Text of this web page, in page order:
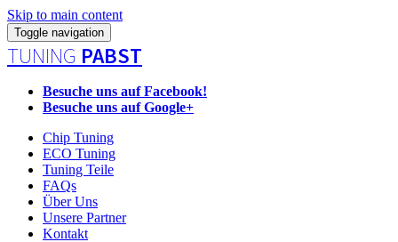
Skip to main content
Toggle navigation
TUNING PABST
Besuche uns auf Facebook!
Besuche uns auf Google+
Chip Tuning
ECO Tuning
Tuning Teile
FAQs
Über Uns
Unsere Partner
Kontakt